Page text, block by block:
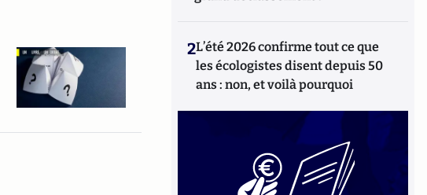
2L’été 2026 confirme tout ce que
les écologistes disent depuis 50
ans : non, et voilà pourquoi